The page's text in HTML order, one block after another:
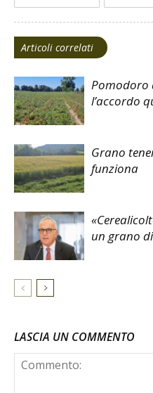
Articoli correlati
Pomodoro
l’accordo
Grano
funziona
un grano
LASCIA UN COMMENTO